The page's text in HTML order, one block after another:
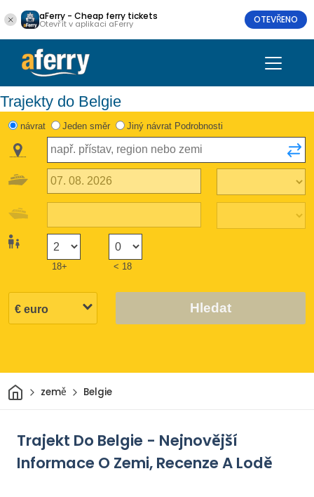
aFerry - Cheap ferry tickets
Otevřít v aplikaci aFerry OTEVŘENO
Trajekty do Belgie
návrat Jeden směr Jiný návrat Podrobnosti
18+ < 18
Hledat
Domov
země Belgie
Trajekt Do Belgie - Nejnovější
Informace O Zemi, Recenze A Lodě